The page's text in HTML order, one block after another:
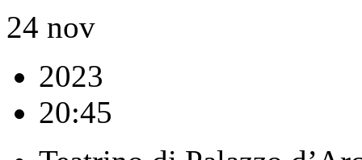
24 nov
2023
20:45